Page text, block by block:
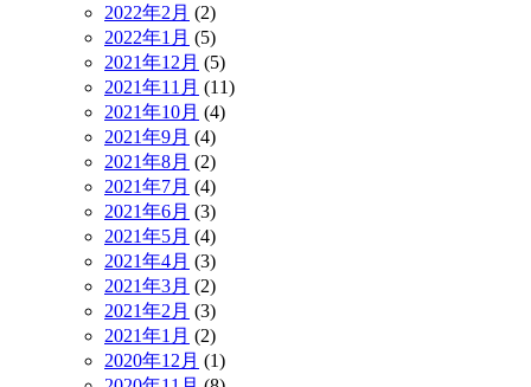
2022年2月 (2)
2022年1月 (5)
2021年12月 (5)
2021年11月 (11)
2021年10月 (4)
2021年9月 (4)
2021年8月 (2)
2021年7月 (4)
2021年6月 (3)
2021年5月 (4)
2021年4月 (3)
2021年3月 (2)
2021年2月 (3)
2021年1月 (2)
2020年12月 (1)